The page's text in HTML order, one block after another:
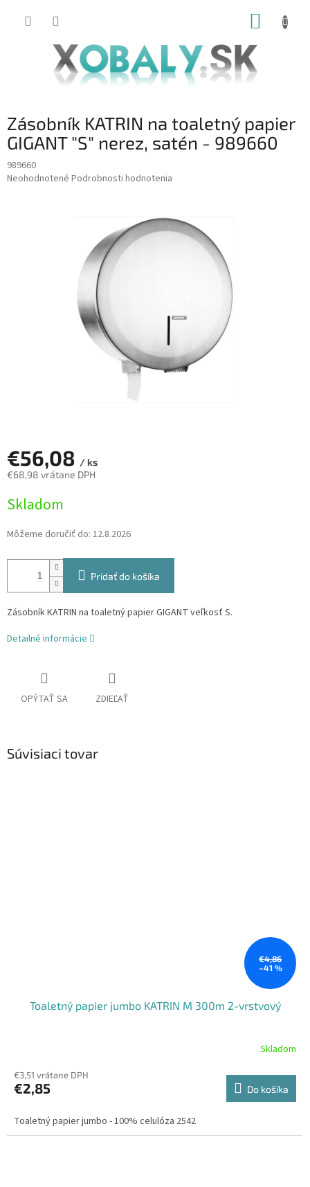
Zásobník KATRIN na toaletný papier
GIGANT "S" nerez, satén - 989660
989660
Priemerné
Neohodnotené Podrobnosti hodnotenia
€56,08 / ks
€68,98 vrátane DPH
cena:
Skladom
Môžeme doručiť do: 12.8.2026
Pridať do košíka
Zásobník KATRIN na toaletný papier GIGANT veľkosť S.
Detailné informácie
OPÝTAŤ SA ZDIEĽAŤ
Súvisiaci tovar
€4,86
–41 %
Toaletný papier jumbo KATRIN M 300m 2-vrstvový
Skladom
€3,51 vrátane DPH
€2,85 Do košíka
Toaletný papier jumbo - 100% celulóza 2542